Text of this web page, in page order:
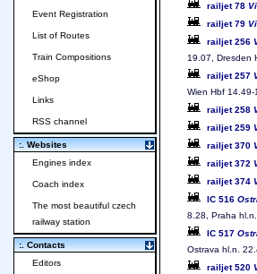
railjet 78
railjet 79
railjet 256
19.07, Dresden
railjet 257
Wien Hbf
railjet 258
railjet 259
railjet 370
railjet 372
railjet 374
IC 516
8.28, Praha
IC 517
Ostrava hl.n.
railjet 520
Event Registration
List of Routes
Train Compositions
eShop
Links
RSS channel
:. Websites
Engines index
Coach index
The most beautiful czech
railway station
:. Contacts
Editors